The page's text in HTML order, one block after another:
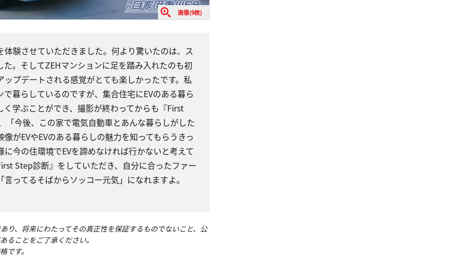
画像(9枚)
験させていただきました。何より驚いたのは、ス
。そしてZEHマンションに足を踏み入れたのも初
プデートされる感覚がとても楽しかったです。私
暮らしているのですが、集合住宅にEVのある暮ら
学ぶことができ、撮影が終わってからも『First
今後、この家で電気自動車とあんな暮らしがした
がEVやEVのある暮らしの魅力を知ってもらうきっ
今の住環境でEVを諦めなければ行かないと考えて
Step診断』をしていただき、自分に合ったファー
ってるそばからソッコー元気」になれますよ。
、将来にわたってその真正性を保証するものでないこと、公
ることをご了承ください。
です。